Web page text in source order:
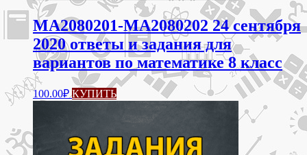
МА2080201-МА2080202 24 сентября
2020 ответы и задания для
вариантов по математике 8 класс
100.00₽ КУПИТЬ